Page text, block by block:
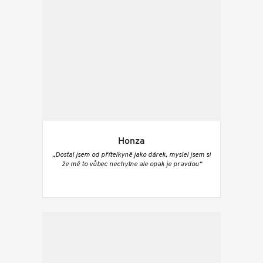
Honza
„Dostal jsem od přítelkyně jako dárek, myslel jsem si
že mě to vůbec nechytne ale opak je pravdou“